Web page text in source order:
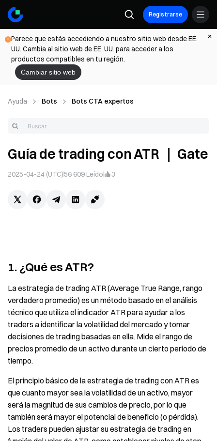
Registrarse
Parece que estás accediendo a nuestro sitio web desde EE.
UU. Cambia al sitio web de EE. UU. para acceder a los
productos compatibles en tu región.
Cambiar sitio web
Ayuda Bots Bots CTA expertos
Guía de trading con ATR ｜ Gate
2025-04-24 (UTC)56 609 Leído 3
1. ¿Qué es ATR?
La estrategia de trading ATR (Average True Range, rango
verdadero promedio) es un método basado en el análisis
técnico que utiliza el indicador ATR para ayudar a los
traders a identificar la volatilidad del mercado y tomar
decisiones de trading basadas en ella. Mide el rango de
precios promedio de un activo durante un cierto periodo de
tiempo.
El principio básico de la estrategia de trading con ATR es
que cuanto mayor sea la volatilidad de un activo, mayor
será la magnitud de sus cambios de precio, por lo que
también será mayor el potencial de beneficio (o pérdida).
Los traders pueden ajustar su estrategia de trading en